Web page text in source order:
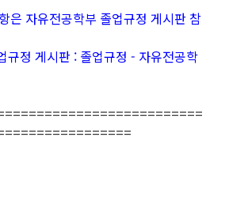
은 자유전공학부 졸업규정 게시판 참
규정 게시판 : 졸업규정 - 자유전공학